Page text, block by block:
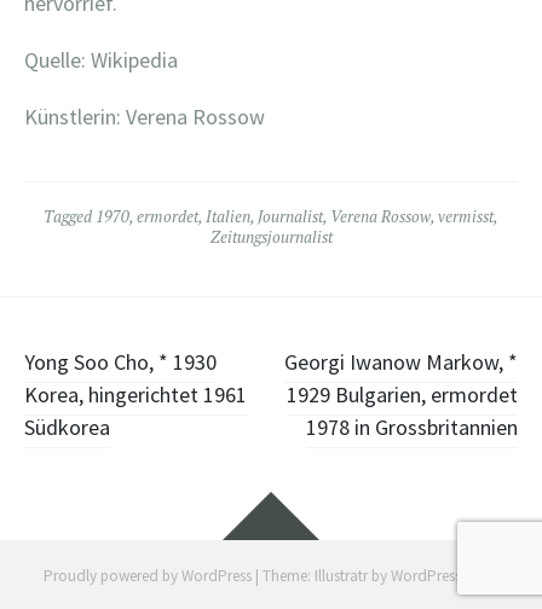
Quelle: Wikipedia
Künstlerin: Verena Rossow
Tagged 1970, ermordet, Italien, Journalist, Verena Rossow, vermisst,
Zeitungsjournalist
Post
navigation
Yong Soo Cho, * 1930
Korea, hingerichtet 1961
Südkorea
Georgi Iwanow Markow, *
1929 Bulgarien, ermordet
1978 in Grossbritannien
Widgets
Proudly powered by WordPress | Theme: Illustratr byWordPress.com